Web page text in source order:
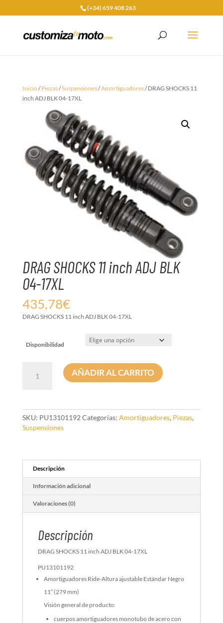
(+34) 659 408 263
Inicio/Piezas/Suspensiones/Amortiguadores/ DRAG SHOCKS 11
inch ADJ BLK 04-17XL
DRAG SHOCKS 11 inch ADJ BLK
04-17XL
435,78€
DRAG SHOCKS 11 inch ADJ BLK 04-17XL
Disponibilidad
SHOCKS
BLK
04-
AÑADIR AL CARRITO
SKU: PU13101192 Categorías: Amortiguadores, Piezas,
Suspensiones
Descripción
Información adicional
Valoraciones (0)
Descripción
DRAG SHOCKS 11 inch ADJ BLK 04-17XL
PU13101192
Amortiguadores Ride-Altura ajustable Estándar Negro
11″ (279 mm)
Visión general de producto:
cuerpos amortiguadores monotubo de acero con